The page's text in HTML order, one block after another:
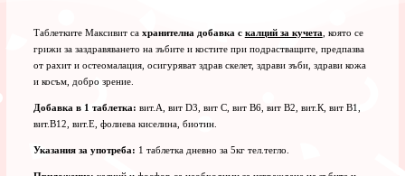
Таблетките Максивит са хранителна добавка с калций за кучета , която се
грижи за заздравяването на зъбите и костите при подрастващите, предпазва
от рахит и остеомалация, осигуряват здрав скелет, здрави зъби, здрави кожа
и косъм, добро зрение.
Добавка в 1 таблетка: вит.А, вит D3, вит С, вит В6, вит В2, вит.К, вит В1,
вит.В12, вит.Е, фолиева киселина, биотин.
Указания за употреба: 1 таблетка дневно за 5кг тел.тегло.